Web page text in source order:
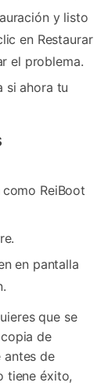
y listo
en Restaurar
el problema.
si ahora tu
ReiBoot
en pantalla
que se
de
antes de
tiene éxito,